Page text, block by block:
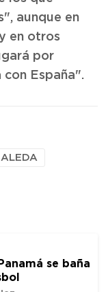
aunque en
en otros
por
España".
se baña